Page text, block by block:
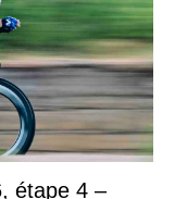
étape 4 –